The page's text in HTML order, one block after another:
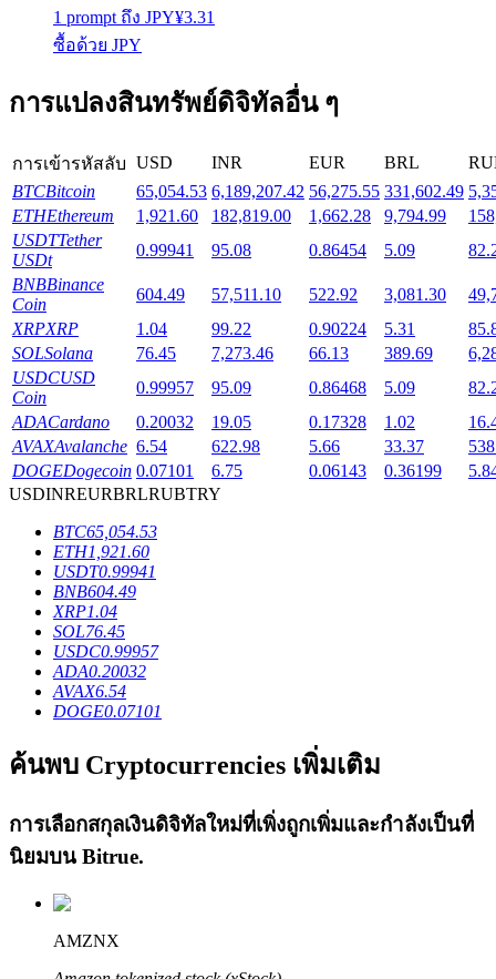
การล็อค BTR
การลงทุนพิเศษสำหรับผู้ถือ BTR
เงินกู้
บริการยืมเงินที่ได้รับการสนับสนุนจาก Crypto
ลงทุนอัตโนมัติ
คว้าผลกำไรระยะยาวและผลประโยชน์ที่ยืดหยุ่น
1 prompt ถึง JPY¥3.31
ซื้อด้วย JPY
การแปลงสินทรัพย์ดิจิทัลอื่น ๆ
การเข้ารหัสลับ USD INR EUR BRL
BTCBitcoin 65,054.53 6,189,207.42 56,275.55 331,602.49
ETHEthereum 1,921.60 182,819.00 1,662.28 9,794.99
USDTTether
USDt
0.99941 95.08 0.86454 5.09
BNBBinance
Coin
604.49 57,511.10 522.92 3,081.30
XRPXRP 1.04 99.22 0.90224 5.31
SOLSolana 76.45 7,273.46 66.13 389.69
USDCUSD
Coin
0.99957 95.09 0.86468 5.09
ADACardano 0.20032 19.05 0.17328 1.02
AVAXAvalanche 6.54 622.98 5.66 33.37
DOGEDogecoin 0.07101 6.75 0.06143 0.36199
USDINREURBRLRUBTRY
BTC65,054.53
ETH1,921.60
USDT0.99941
BNB604.49
XRP1.04
SOL76.45
USDC0.99957
ADA0.20032
AVAX6.54
DOGE0.07101
ค้นพบ Cryptocurrencies เพิ่มเติม
การเลือกสกุลเงินดิจิทัลใหม่ที่เพิ่งถูกเพิ่มและกำลังเป็นที่
นิยมบน Bitrue.
AMZNX